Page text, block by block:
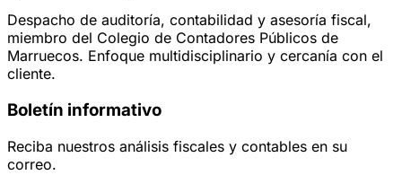
Despacho de auditoría, contabilidad y asesoría fiscal,
miembro del Colegio de Contadores Públicos de
Marruecos. Enfoque multidisciplinario y cercanía con el
cliente.
Boletín informativo
Reciba nuestros análisis fiscales y contables en su
correo.